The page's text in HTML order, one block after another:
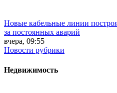
Новые кабельные линии
за постоянных аварий
вчера, 09:55
Новости рубрики
Недвижимость